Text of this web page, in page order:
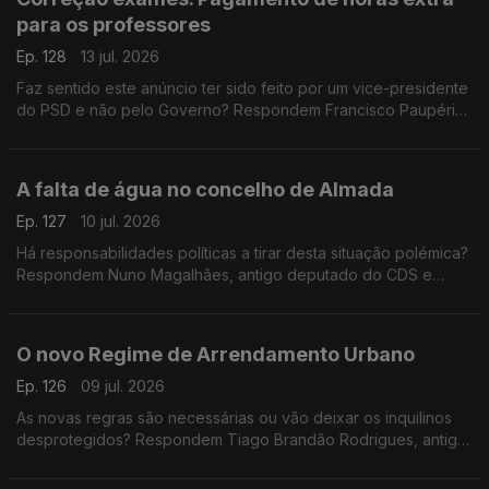
para os professores
Ep. 128
13 jul. 2026
Faz sentido este anúncio ter sido feito por um vice-presidente
do PSD e não pelo Governo? Respondem Francisco Paupério,
A falta de água no concelho de Almada
Ep. 127
10 jul. 2026
Há responsabilidades políticas a tirar desta situação polémica?
Respondem Nuno Magalhães, antigo deputado do CDS e
O novo Regime de Arrendamento Urbano
Ep. 126
09 jul. 2026
As novas regras são necessárias ou vão deixar os inquilinos
desprotegidos? Respondem Tiago Brandão Rodrigues, antigo